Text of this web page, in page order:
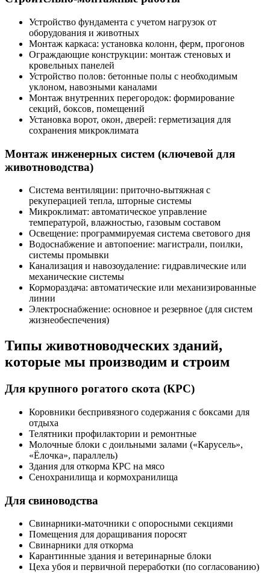
Устройство фундамента с учетом нагрузок от
оборудования и животных
Монтаж каркаса: установка колонн, ферм, прогонов
Ограждающие конструкции: монтаж стеновых и
кровельных панелей
Устройство полов: бетонные полы с необходимым
уклоном, навозными каналами
Монтаж внутренних перегородок: формирование
секций, боксов, помещений
Установка ворот, окон, дверей: герметизация для
сохранения микроклимата
Монтаж инженерных систем (ключевой для
животноводства)
Система вентиляции: приточно-вытяжная с
рекуперацией тепла, шторные системы
Микроклимат: автоматическое управление
температурой, влажностью, газовым составом
Освещение: программируемая система светового дня
Водоснабжение и автопоение: магистрали, поилки,
системы промывки
Канализация и навозоудаление: гидравлические или
механические системы
Кормораздача: автоматические или механизированные
линии
Электроснабжение: основное и резервное (для систем
жизнеобеспечения)
Типы животноводческих зданий,
которые мы производим и строим
Для крупного рогатого скота (КРС)
Коровники беспривязного содержания с боксами для
отдыха
Телятники профилактории и ремонтные
Молочные блоки с доильными залами («Карусель»,
«Ёлочка», параллель)
Здания для откорма КРС на мясо
Сенохранилища и кормохранилища
Для свиноводства
Свинарники-маточники с опоросными секциями
Помещения для доращивания поросят
Свинарники для откорма
Карантинные здания и ветеринарные блоки
Цеха убоя и первичной переработки (по согласованию)